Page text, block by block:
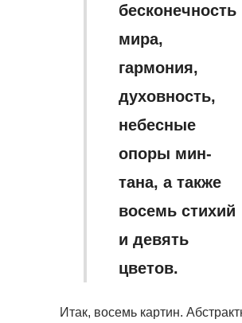
бесконечность
мира,
гармония,
духовность,
небесные
опоры мин-
тана, а также
восемь стихий
и девять
цветов.
Итак, восемь картин.